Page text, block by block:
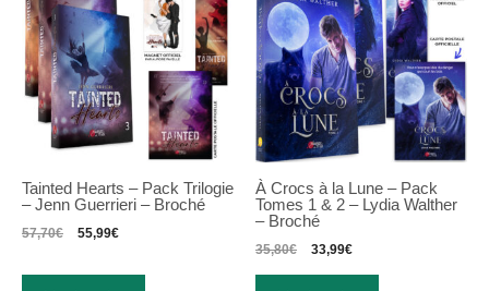
Tainted Hearts – Pack Trilogie
– Jenn Guerrieri – Broché
57,70€ 55,99€
À Crocs à la Lune – Pack
Tomes 1 & 2 – Lydia Walther
– Broché
35,80€ 33,99€